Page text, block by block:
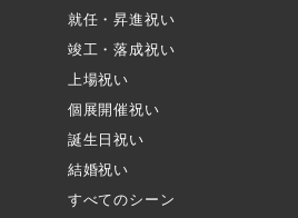
就任・昇進祝い
竣工・落成祝い
上場祝い
個展開催祝い
誕生日祝い
結婚祝い
すべてのシーン